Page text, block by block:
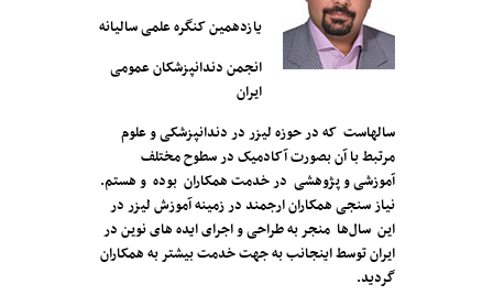
یازدهمین کنگره علمی سالیانه
انجمن دندانپزشکان عمومی
ایران
سالهاست که در حوزه لیزر در دندانپزشکی و علوم
مرتبط با آن بصورت آکادمیک در سطوح مختلف
آموزشی و پژوهشی در خدمت همکاران بوده و هستم.
نیاز سنجی همکاران ارجمند در زمینه آموزش لیزر در
این سال‌ها منجر به طراحی و اجرای ایده های نوین در
ایران توسط اینجانب به جهت خدمت بیشتر به همکاران
گردید.